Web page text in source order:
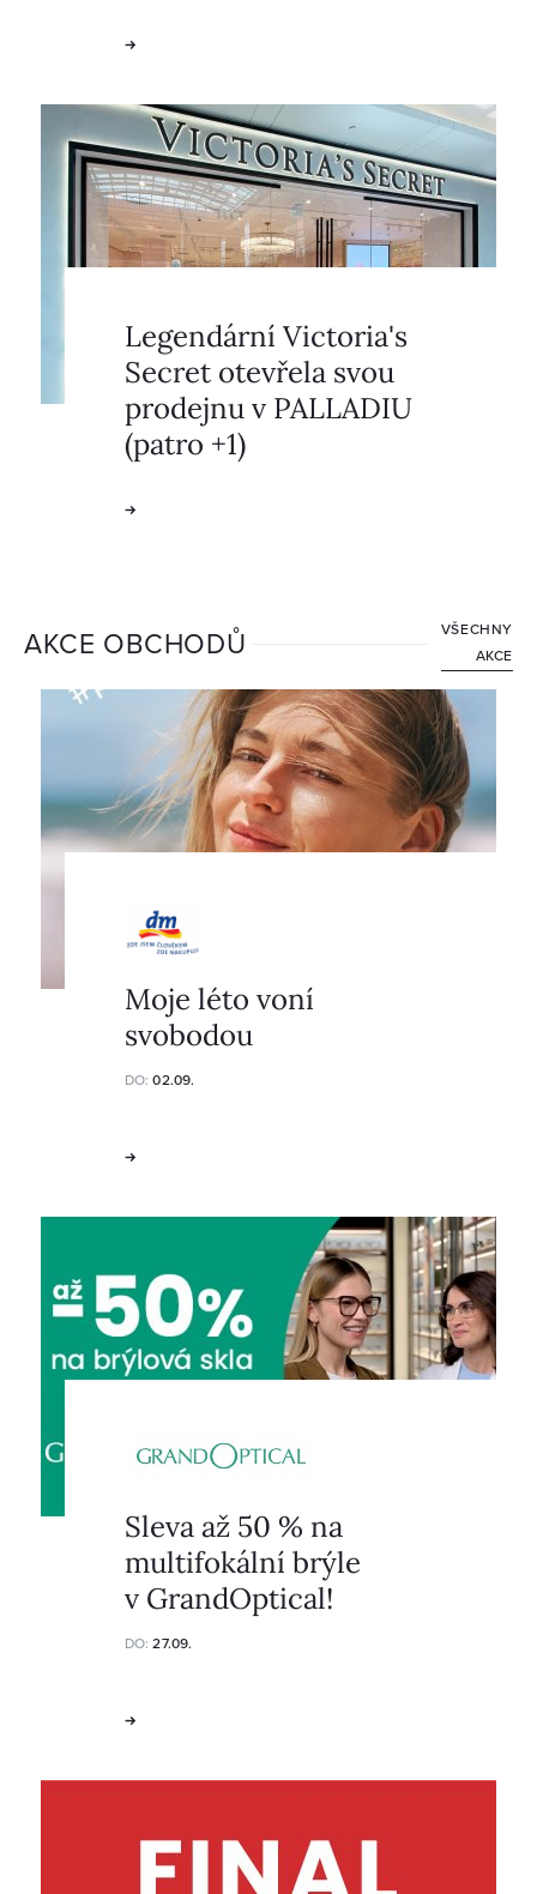
Legendární Victoria's
Secret otevřela svou
prodejnu v PALLADIU
(patro +1)
AKCE OBCHODŮ
VŠECHNY
AKCE
Moje léto voní
svobodou
DO:02.09.
Sleva až 50 % na
multifokální brýle
v GrandOptical!
DO:27.09.